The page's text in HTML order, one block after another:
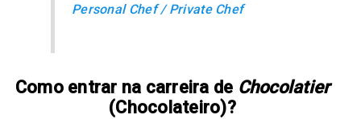
Personal Chef / Private Chef
Como entrar na carreira de Chocolatier
(Chocolateiro)?